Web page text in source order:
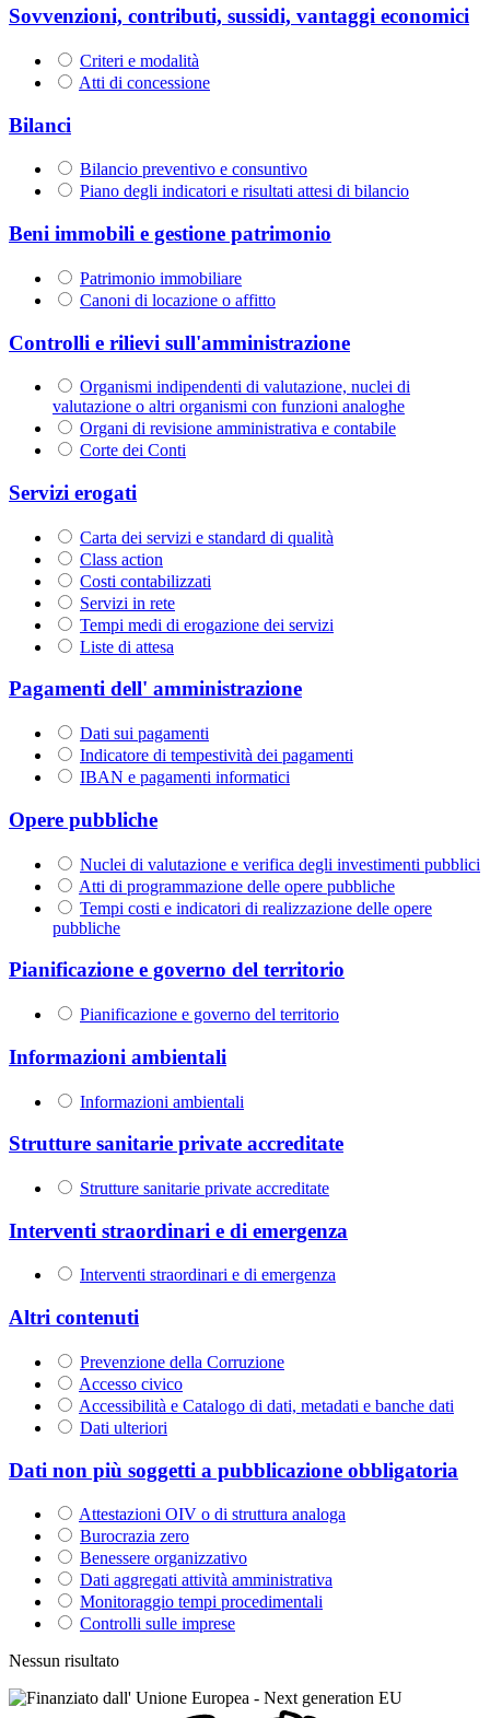
Sovvenzioni, contributi, sussidi, vantaggi economici
Criteri e modalità
Atti di concessione
Bilanci
Bilancio preventivo e consuntivo
Piano degli indicatori e risultati attesi di bilancio
Beni immobili e gestione patrimonio
Patrimonio immobiliare
Canoni di locazione o affitto
Controlli e rilievi sull'amministrazione
Organismi indipendenti di valutazione, nuclei di
valutazione o altri organismi con funzioni analoghe
Organi di revisione amministrativa e contabile
Corte dei Conti
Servizi erogati
Carta dei servizi e standard di qualità
Class action
Costi contabilizzati
Servizi in rete
Tempi medi di erogazione dei servizi
Liste di attesa
Pagamenti dell' amministrazione
Dati sui pagamenti
Indicatore di tempestività dei pagamenti
IBAN e pagamenti informatici
Opere pubbliche
Nuclei di valutazione e verifica degli investimenti pubblici
Atti di programmazione delle opere pubbliche
Tempi costi e indicatori di realizzazione delle opere
pubbliche
Pianificazione e governo del territorio
Pianificazione e governo del territorio
Informazioni ambientali
Informazioni ambientali
Strutture sanitarie private accreditate
Strutture sanitarie private accreditate
Interventi straordinari e di emergenza
Interventi straordinari e di emergenza
Altri contenuti
Prevenzione della Corruzione
Accesso civico
Accessibilità e Catalogo di dati, metadati e banche dati
Dati ulteriori
Dati non più soggetti a pubblicazione obbligatoria
Attestazioni OIV o di struttura analoga
Burocrazia zero
Benessere organizzativo
Dati aggregati attività amministrativa
Monitoraggio tempi procedimentali
Controlli sulle imprese
Nessun risultato